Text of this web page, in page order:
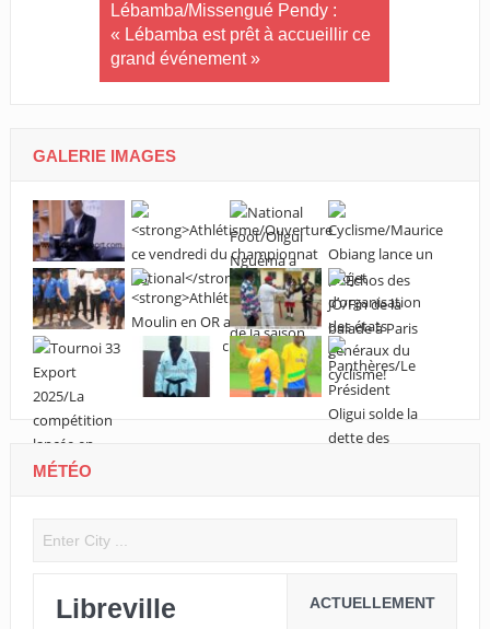
Lébamba/Missengué Pendy :
« Lébamba est prêt à accueillir ce
grand événement »
GALERIE IMAGES
MÉTÉO
Libreville ACTUELLEMENT